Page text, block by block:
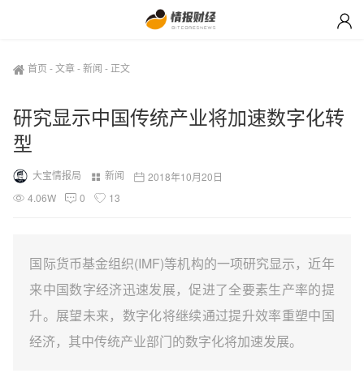
首页 -文章-新闻 - 正文
研究显示中国传统产业将加速数字化转
型
大宝情报局 新闻
2018年10月20日
4.06W
0 13
国际货币基金组织(IMF)等机构的一项研究显示，近年
来中国数字经济迅速发展，促进了全要素生产率的提
升。展望未来，数字化将继续通过提升效率重塑中国
经济，其中传统产业部门的数字化将加速发展。